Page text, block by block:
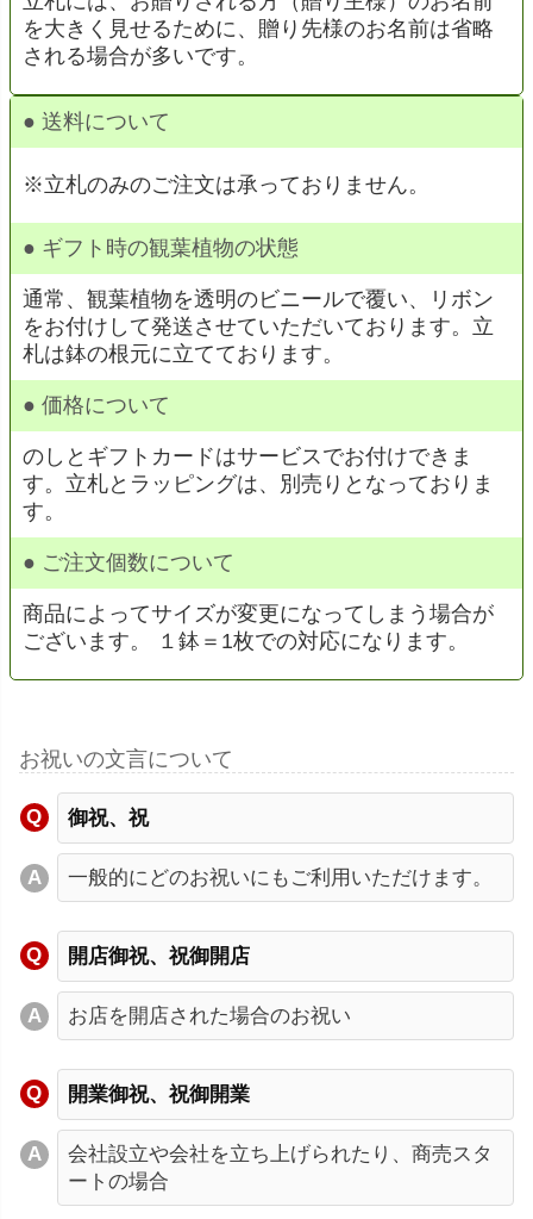
を大きく見せるために、贈り先様のお名前は省略
される場合が多いです。
● 送料について
※立札のみのご注文は承っておりません。
● ギフト時の観葉植物の状態
通常、観葉植物を透明のビニールで覆い、リボン
をお付けして発送させていただいております。立
札は鉢の根元に立てております。
● 価格について
のしとギフトカードはサービスでお付けできま
す。立札とラッピングは、別売りとなっておりま
す。
● ご注文個数について
商品によってサイズが変更になってしまう場合が
ございます。 １鉢＝1枚での対応になります。
お祝いの文言について
御祝、祝
一般的にどのお祝いにもご利用いただけます。
開店御祝、祝御開店
お店を開店された場合のお祝い
開業御祝、祝御開業
会社設立や会社を立ち上げられたり、商売スタ
ートの場合